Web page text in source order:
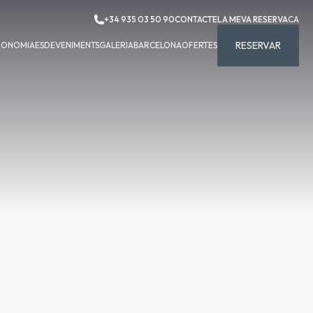
+34 935 03 50 90CONTACTELA MEVA RESERVACA
ESDEVENIMENTSGALERIABARCELONAOFERTES RESERVAR